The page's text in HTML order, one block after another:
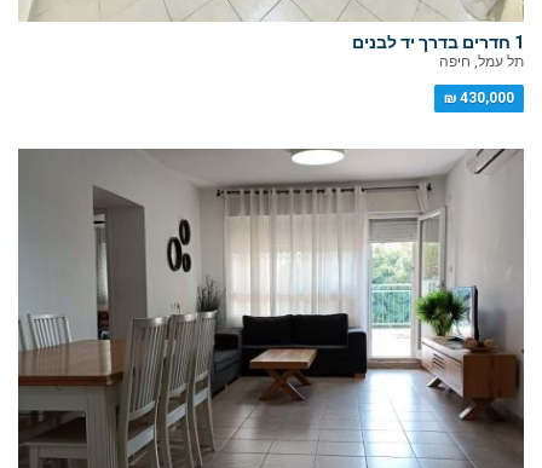
1 חדרים בדרך יד לבנים
תל עמל, חיפה
430,000 ₪